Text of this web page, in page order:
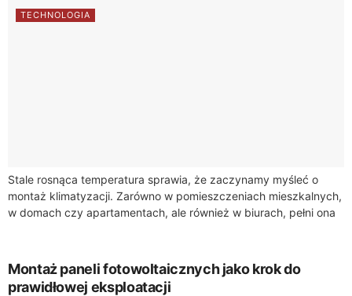
TECHNOLOGIA
Stale rosnąca temperatura sprawia, że zaczynamy myśleć o
montaż klimatyzacji. Zarówno w pomieszczeniach mieszkalnych,
w domach czy apartamentach, ale również w biurach, pełni ona
Montaż paneli fotowoltaicznych jako krok do
prawidłowej eksploatacji